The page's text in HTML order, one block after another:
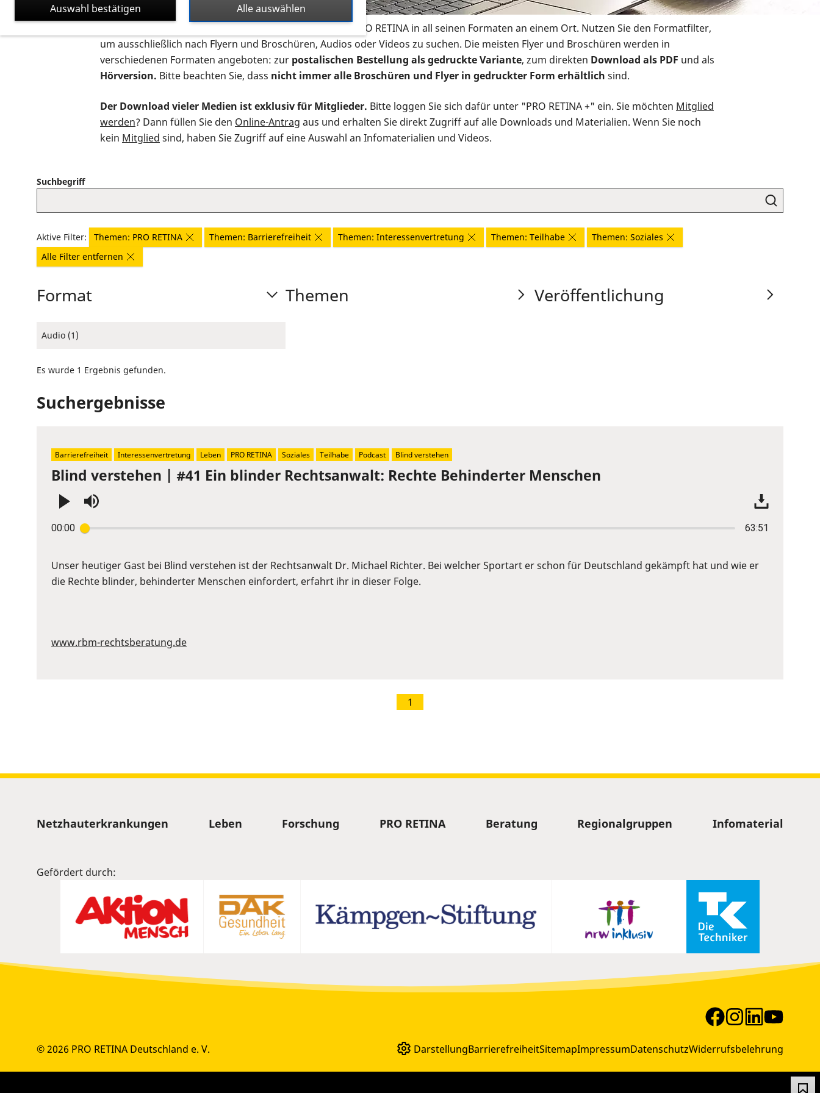
Auf dieser Seite finden Sie sämtliches Infomaterial der PRO RETINA in all seinen Formaten an einem Ort. Nutzen Sie den Formatfilter,
um ausschließlich nach Flyern und Broschüren, Audios oder Videos zu suchen. Die meisten Flyer und Broschüren werden in
verschiedenen Formaten angeboten: zur postalischen Bestellung als gedruckte Variante, zum direkten Download als PDF und als
Hörversion. Bitte beachten Sie, dass nicht immer alle Broschüren und Flyer in gedruckter Form erhältlich sind.
Der Download vieler Medien ist exklusiv für Mitglieder. Bitte loggen Sie sich dafür unter "PRO RETINA +" ein. Sie möchten Mitglied
werden? Dann füllen Sie den Online-Antrag aus und erhalten Sie direkt Zugriff auf alle Downloads und Materialien. Wenn Sie noch
kein Mitglied sind, haben Sie Zugriff auf eine Auswahl an Infomaterialien und Videos.
Suchbegriff
Aktive Filter: Themen: PRO RETINA Themen: Barrierefreiheit Themen: Interessenvertretung Themen: Teilhabe
Themen: Soziales
Alle Filter entfernen
Format
Audio (1)
Themen Veröffentlichung
Es wurde 1 Ergebnis gefunden.
Suchergebnisse
Blind verstehen | #41 Ein blinder Rechtsanwalt: Rechte Behinderter Menschen
00:00 63:51
Enter
Space
to
Unser heutiger Gast bei Blind verstehen ist der Rechtsanwalt Dr. Michael Richter. Bei welcher Sportart er schon für Deutschland gekämpft hat und wie er
die Rechte blinder, behinderter Menschen einfordert, erfahrt ihr in dieser Folge.
www.rbm-rechtsberatung.de
Barrierefreiheit Interessenvertretung Leben PRO RETINA Soziales Teilhabe Podcast Blind verstehen
1
Sitemap
Netzhauterkrankungen Leben Forschung PRO RETINA Beratung Regionalgruppen Infomaterial
Gefördert durch:
© 2026 PRO RETINA Deutschland e. V. DarstellungBarrierefreiheitSitemapImpressumDatenschutzWiderrufsbelehrung
Alle auswählen
Auswahl bestätigen